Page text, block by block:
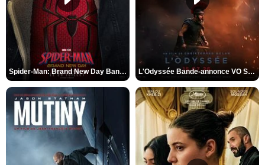
Spider-Man: Brand New Day Bande-annonce VO STFR L'Odyssée Bande-annonce VO STFR